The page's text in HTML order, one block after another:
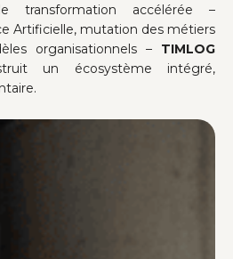
transformation accélérée –
Artificielle, mutation des métiers
organisationnels – TIMLOG
un écosystème intégré,